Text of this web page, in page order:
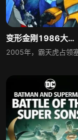
变形金刚1986大电影 原声版